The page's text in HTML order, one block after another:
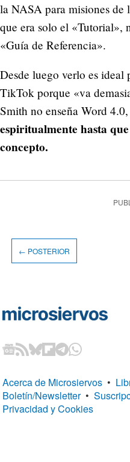
la NASA para misiones de
que era solo el «Tutorial»,
«Guía de Referencia».
Desde luego verlo es ideal
TikTok porque «va
Smith no enseña Word 4.0,
espiritualmente hasta
concepto.
← POSTERIOR
Acerca de Microsiervos •
Boletín/Newsletter •
Privacidad y Cookies